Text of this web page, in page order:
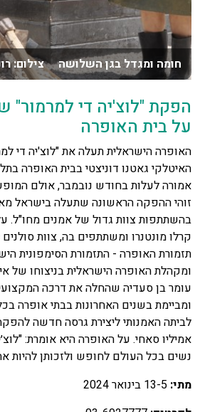
חומה ומגדל בגן השלושה צילום:
הפקת "לוצ'יה די למרמור"
על בית האופרה
האופרה הישראלית תעלה את "לוצ'יה די
האיטלקי גאטנו דוניצטי בבית האופרה
אמורה לעלות בחודש נובמבר, אולם
זוהי ההפקה הראשונה שתעלה בישראל
בהשתתפות צוות גדול של אמנים מחו"ל.
קרלו מונטנרו ומשתתפים בה, צוות סולנים
תזמורת האופרה - התזמורת הסימפונית
ומקהלת האופרה הישראלית בניצוחו של
עומר בן סעדיה שהחלה את דרכה
ומביימת בשנים האחרונות בבתי אופרה
לביתה האמנותי ליצירת גרסה חדשה
אמיליו סאחי. על האופרה היא אומרת:
נשים בכל העולם לחופש ולזכותן להיות
מתי: